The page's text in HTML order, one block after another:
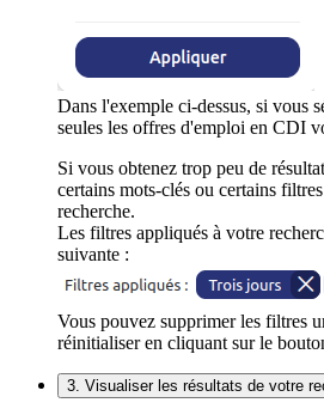
Dans l'exemple ci-dessus, si vous
seules les offres d'emploi en CDI
Si vous obtenez trop peu de
certains mots-clés ou certains
recherche.
Les filtres appliqués à votre
suivante :
Vous pouvez supprimer les filtres
réinitialiser en cliquant sur le
3. Visualiser les résultats de votre